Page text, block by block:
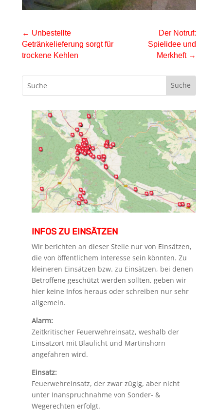
← Unbestellte
Getränkelieferung sorgt für
trockene Kehlen
Der Notruf:
Spielidee und
Merkheft→
INFOS ZU EINSÄTZEN
Wir berichten an dieser Stelle nur von Einsätzen,
die von öffentlichem Interesse sein könnten. Zu
kleineren Einsätzen bzw. zu Einsätzen, bei denen
Betroffene geschützt werden sollten, geben wir
hier keine Infos heraus oder schreiben nur sehr
allgemein.
Alarm:
Zeitkritischer Feuerwehreinsatz, weshalb der
Einsatzort mit Blaulicht und Martinshorn
angefahren wird.
Einsatz:
Feuerwehreinsatz, der zwar zügig, aber nicht
unter Inanspruchnahme von Sonder- &
Wegerechten erfolgt.